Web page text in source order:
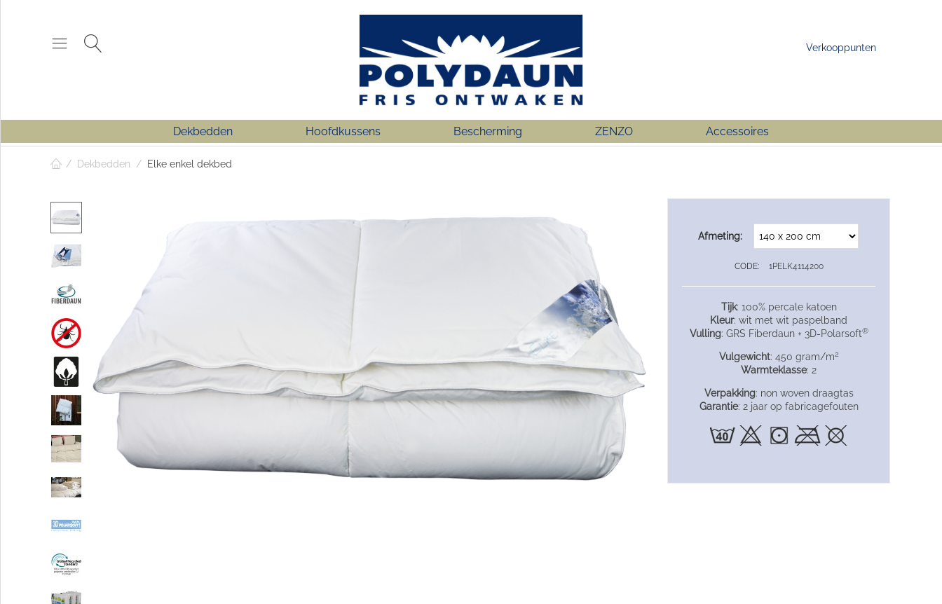
Verkooppunten
Dekbedden Hoofdkussens Bescherming ZENZO Accessoires
/ Dekbedden / Elke enkel dekbed
Afmeting:
CODE: 1PELK4114200
Tijk: 100% percale katoen
Kleur: wit met wit paspelband
Vulling: GRS Fiberdaun + 3D-Polarsoft®
Vulgewicht: 450 gram/m2
Warmteklasse: 2
Verpakking: non woven draagtas
Garantie: 2 jaar op fabricagefouten